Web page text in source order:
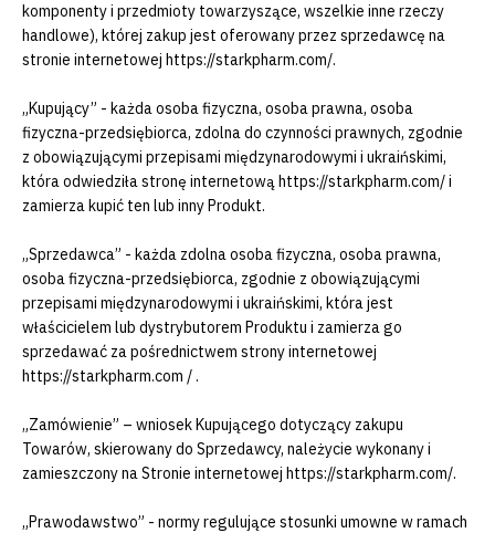
komponenty i przedmioty towarzyszące, wszelkie inne rzeczy
handlowe), której zakup jest oferowany przez sprzedawcę na
stronie internetowej https://starkpharm.com/.
„Kupujący” - każda osoba fizyczna, osoba prawna, osoba
fizyczna-przedsiębiorca, zdolna do czynności prawnych, zgodnie
z obowiązującymi przepisami międzynarodowymi i ukraińskimi,
która odwiedziła stronę internetową https://starkpharm.com/ i
zamierza kupić ten lub inny Produkt.
„Sprzedawca” - każda zdolna osoba fizyczna, osoba prawna,
osoba fizyczna-przedsiębiorca, zgodnie z obowiązującymi
przepisami międzynarodowymi i ukraińskimi, która jest
właścicielem lub dystrybutorem Produktu i zamierza go
sprzedawać za pośrednictwem strony internetowej
https://starkpharm.com / .
„Zamówienie” – wniosek Kupującego dotyczący zakupu
Towarów, skierowany do Sprzedawcy, należycie wykonany i
zamieszczony na Stronie internetowej https://starkpharm.com/.
„Prawodawstwo” - normy regulujące stosunki umowne w ramach